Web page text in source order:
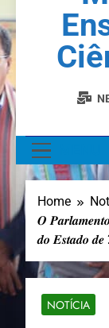
Home
𝑶
𝒅𝒐 𝑬𝒔𝒕𝒂𝒅𝒐
NOTÍCIA